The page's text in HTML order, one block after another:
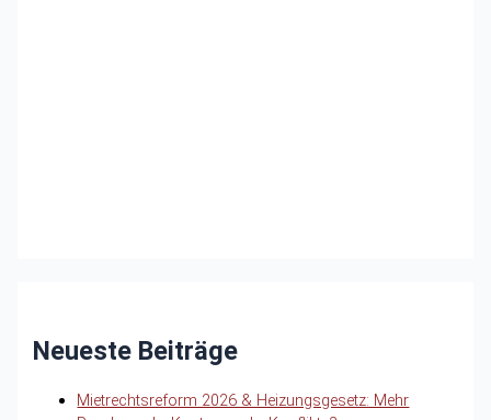
Neueste Beiträge
Mietrechtsreform 2026 & Heizungsgesetz: Mehr